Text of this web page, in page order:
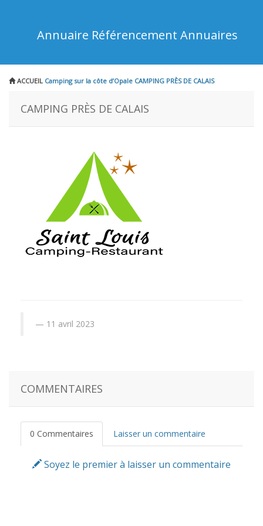
Annuaire Référencement Annuaires
ACCUEIL Camping sur la côte d’Opale CAMPING PRÈS DE CALAIS
CAMPING PRÈS DE CALAIS
11 avril 2023
COMMENTAIRES
0 Commentaires Laisser un commentaire
Soyez le premier à laisser un commentaire